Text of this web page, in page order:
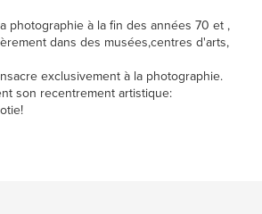
photographie à la fin des années 70 et ,
dans des musées,centres d'arts,
exclusivement à la photographie.
son recentrement artistique: